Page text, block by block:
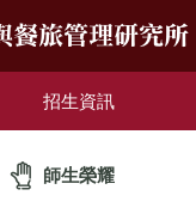
餐旅管理研究所
招生資訊
師生榮耀